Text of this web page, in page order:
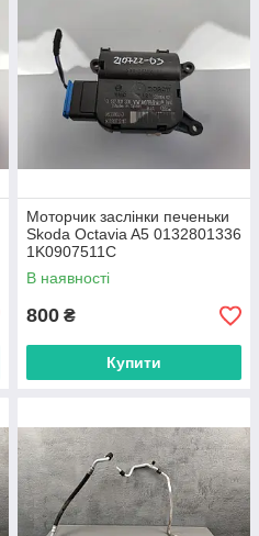
Моторчик заслінки печеньки
Skoda Octavia A5 0132801336
1K0907511С
В наявності
800 ₴
Купити